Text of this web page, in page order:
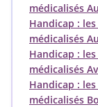
médicalisés
Handicap :
médicalisés
Handicap :
médicalisés
Handicap :
médicalisés